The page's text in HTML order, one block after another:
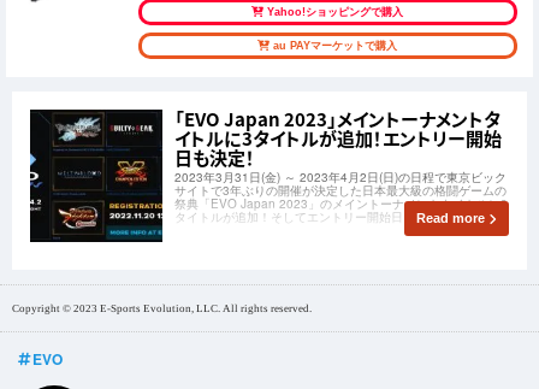
Yahoo!ショッピングで購入
au PAYマーケットで購入
「EVO Japan 2023」メイントーナメントタ
イトルに3タイトルが追加！エントリー開始
日も決定！
2023年3月31日(金) ～ 2023年4月2日(日)の日程で東京ビック
サイトで3年ぶりの開催が決定した日本最大級の格闘ゲームの
祭典「EVO Japan 2023」のメイントーナメントタイトルに3
タイトルが追加！そしてエントリー開始日も決定しました！
Read more
Copyright © 2023 E-Sports Evolution, LLC. All rights reserved.
EVO